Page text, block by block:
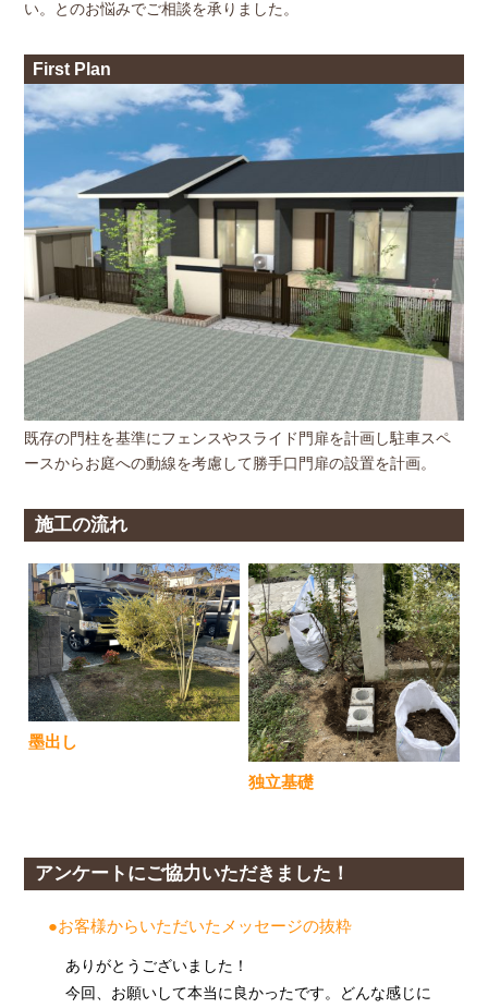
い。とのお悩みでご相談を承りました。
First Plan
既存の門柱を基準にフェンスやスライド門扉を計画し駐車スペ
ースからお庭への動線を考慮して勝手口門扉の設置を計画。
施工の流れ
墨出し
独立基礎
アンケートにご協力いただきました！
●お客様からいただいたメッセージの抜粋
ありがとうございました！
今回、お願いして本当に良かったです。どんな感じに